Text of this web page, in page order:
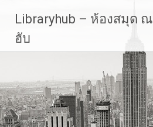
content
Libraryhub – ห้องสมุด ณ
ฮับ